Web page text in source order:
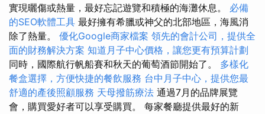
實現曬傷或熱量，最好忘記遊覽和積極的海灘休息。 必備
的SEO軟體工具 最好擁有希臘或神父的北部地區，海風消
除了熱量。 優化Google商家檔案 領先的會計公司，提供全
面的財務解決方案 知道月子中心價格，讓您更有預算計劃
同時，國際航行帆船賽和秋天的葡萄酒節開始了。 多樣化
餐盒選擇，方便快捷的餐飲服務 台中月子中心，提供您最
舒適的產後照顧服務 天母撥筋療法 通過7月的品牌展覽
會，購買愛好者可以享受購買。 每家餐廳提供最好的新